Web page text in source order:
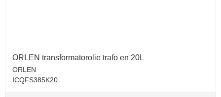
ORLEN transformatorolie trafo en 20L
ORLEN
ICQFS385K20